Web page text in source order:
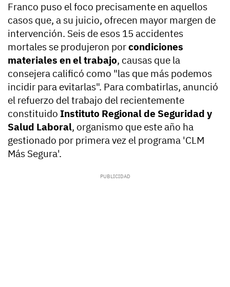
Franco puso el foco precisamente en aquellos
casos que, a su juicio, ofrecen mayor margen de
intervención. Seis de esos 15 accidentes
mortales se produjeron porcondiciones
materiales en el trabajo, causas que la
consejera calificó como "las que más podemos
incidir para evitarlas". Para combatirlas, anunció
el refuerzo del trabajo del recientemente
constituido Instituto Regional de Seguridad y
Salud Laboral, organismo que este año ha
gestionado por primera vez el programa 'CLM
Más Segura'.